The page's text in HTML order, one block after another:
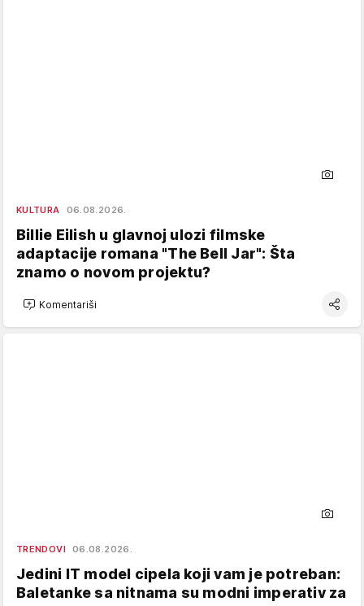
KULTURA 06.08.2026.
Billie Eilish u glavnoj ulozi filmske
adaptacije romana "The Bell Jar": Šta
znamo o novom projektu?
Komentariši
TRENDOVI 06.08.2026.
Jedini IT model cipela koji vam je potreban:
Baletanke sa nitnama su modni imperativ za